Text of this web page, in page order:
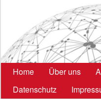
Hauptmenü
Home Über uns
Datenschutz